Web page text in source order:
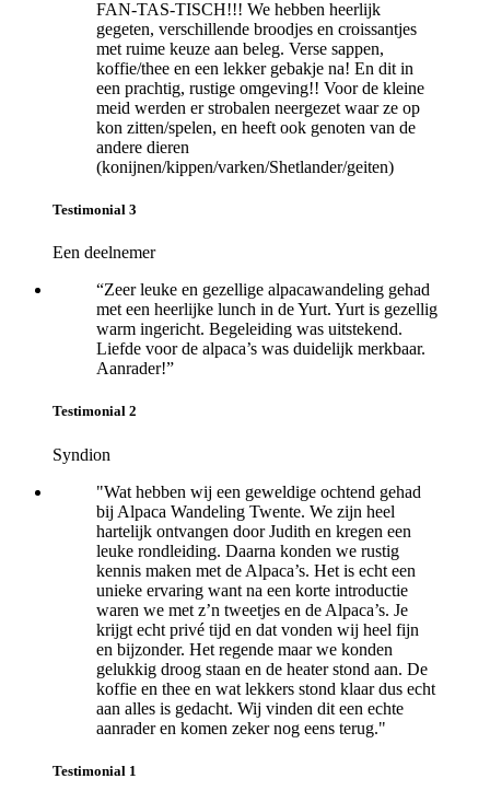
FAN-TAS-TISCH!!! We hebben heerlijk
gegeten, verschillende broodjes en croissantjes
met ruime keuze aan beleg. Verse sappen,
koffie/thee en een lekker gebakje na! En dit in
een prachtig, rustige omgeving!! Voor de kleine
meid werden er strobalen neergezet waar ze op
kon zitten/spelen, en heeft ook genoten van de
andere dieren
(konijnen/kippen/varken/Shetlander/geiten)
Testimonial 3
Een deelnemer
“Zeer leuke en gezellige alpacawandeling gehad
met een heerlijke lunch in de Yurt. Yurt is gezellig
warm ingericht. Begeleiding was uitstekend.
Liefde voor de alpaca’s was duidelijk merkbaar.
Aanrader!”
Testimonial 2
Syndion
"Wat hebben wij een geweldige ochtend gehad
bij Alpaca Wandeling Twente. We zijn heel
hartelijk ontvangen door Judith en kregen een
leuke rondleiding. Daarna konden we rustig
kennis maken met de Alpaca’s. Het is echt een
unieke ervaring want na een korte introductie
waren we met z’n tweetjes en de Alpaca’s. Je
krijgt echt privé tijd en dat vonden wij heel fijn
en bijzonder. Het regende maar we konden
gelukkig droog staan en de heater stond aan. De
koffie en thee en wat lekkers stond klaar dus echt
aan alles is gedacht. Wij vinden dit een echte
aanrader en komen zeker nog eens terug."
Testimonial 1